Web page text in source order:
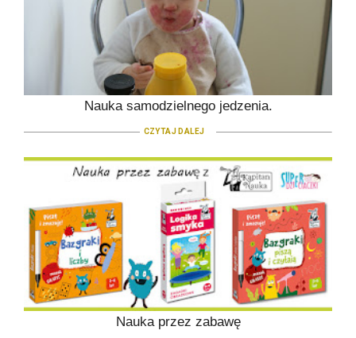
Nauka samodzielnego jedzenia.
CZYTAJ DALEJ
Nauka przez zabawę